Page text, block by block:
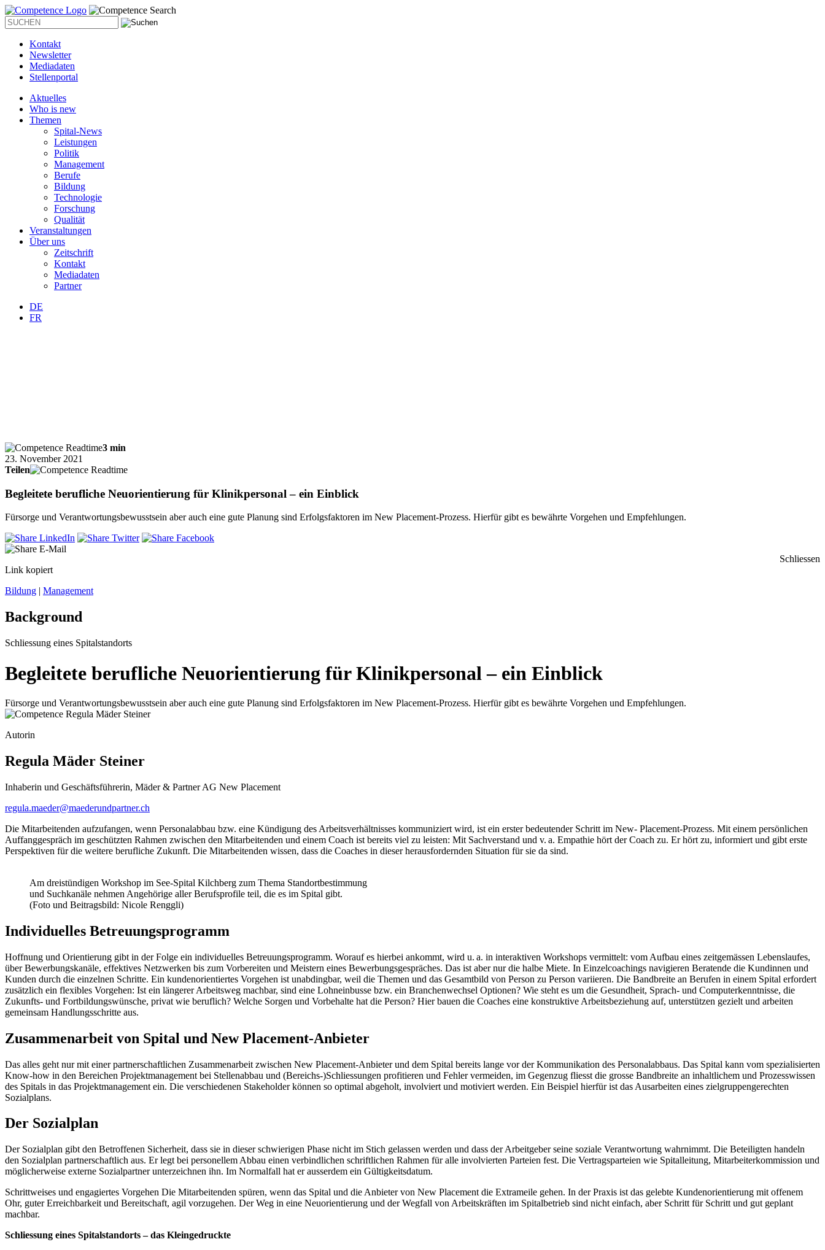
Kontakt
Newsletter
Mediadaten
Stellenportal
Aktuelles
Who is new
Themen
Spital-News
Leistungen
Politik
Management
Berufe
Bildung
Technologie
Forschung
Qualität
Veranstaltungen
Über uns
Zeitschrift
Kontakt
Mediadaten
Partner
DE
FR
3 min
23. November 2021
Teilen
Begleitete berufliche Neuorientierung für Klinikpersonal – ein Einblick
Fürsorge und Verantwortungsbewusstsein aber auch eine gute Planung sind Erfolgsfaktoren im New Placement-Prozess. Hierfür gibt es bewährte Vorgehen und Empfehlungen.
Link kopiert
Schliessen
Bildung | Management
Background
Schliessung eines Spitalstandorts
Begleitete berufliche Neuorientierung für Klinikpersonal – ein Einblick
Fürsorge und Verantwortungsbewusstsein aber auch eine gute Planung sind Erfolgsfaktoren im New Placement-Prozess. Hierfür gibt es bewährte Vorgehen und Empfehlungen.
Autorin
Regula Mäder Steiner
Inhaberin und Geschäftsführerin, Mäder & Partner AG New Placement
regula.maeder@maederundpartner.ch
Die Mitarbeitenden aufzufangen, wenn Personalabbau bzw. eine Kündigung des Arbeitsverhältnisses kommuniziert wird, ist ein erster bedeutender Schritt im New- Placement-Prozess. Mit einem persönlichen
Auffanggespräch im geschützten Rahmen zwischen den Mitarbeitenden und einem Coach ist bereits viel zu leisten: Mit Sachverstand und v. a. Empathie hört der Coach zu. Er hört zu, informiert und gibt erste
Perspektiven für die weitere berufliche Zukunft. Die Mitarbeitenden wissen, dass die Coaches in dieser herausfordernden Situation für sie da sind.
Am dreistündigen Workshop im See-Spital Kilchberg zum Thema Standortbestimmung
und Suchkanäle nehmen Angehörige aller Berufsprofile teil, die es im Spital gibt.
(Foto und Beitragsbild: Nicole Renggli)
Individuelles Betreuungsprogramm
Hoffnung und Orientierung gibt in der Folge ein individuelles Betreuungsprogramm. Worauf es hierbei ankommt, wird u. a. in interaktiven Workshops vermittelt: vom Aufbau eines zeitgemässen Lebenslaufes,
über Bewerbungskanäle, effektives Netzwerken bis zum Vorbereiten und Meistern eines Bewerbungsgespräches. Das ist aber nur die halbe Miete. In Einzelcoachings navigieren Beratende die Kundinnen und
Kunden durch die einzelnen Schritte. Ein kundenorientiertes Vorgehen ist unabdingbar, weil die Themen und das Gesamtbild von Person zu Person variieren. Die Bandbreite an Berufen in einem Spital erfordert
zusätzlich ein flexibles Vorgehen: Ist ein längerer Arbeitsweg machbar, sind eine Lohneinbusse bzw. ein Branchenwechsel Optionen? Wie steht es um die Gesundheit, Sprach- und Computerkenntnisse, die
Zukunfts- und Fortbildungswünsche, privat wie beruflich? Welche Sorgen und Vorbehalte hat die Person? Hier bauen die Coaches eine konstruktive Arbeitsbeziehung auf, unterstützen gezielt und arbeiten
gemeinsam Handlungsschritte aus.
Zusammenarbeit von Spital und New Placement-Anbieter
Das alles geht nur mit einer partnerschaftlichen Zusammenarbeit zwischen New Placement-Anbieter und dem Spital bereits lange vor der Kommunikation des Personalabbaus. Das Spital kann vom spezialisierten
Know-how in den Bereichen Projektmanagement bei Stellenabbau und (Bereichs-)­­Schliessungen profitieren und Fehler vermeiden, im Gegenzug fliesst die grosse Bandbreite an inhaltlichem und Prozesswissen
des Spitals in das Projektmanagement ein. Die verschiedenen Stakeholder können so optimal abgeholt, involviert und motiviert werden. Ein Beispiel hierfür ist das Ausarbeiten eines zielgruppengerechten
Sozialplans.
Der Sozialplan
Der Sozialplan gibt den Betroffenen Sicherheit, dass sie in dieser schwierigen Phase nicht im Stich gelassen werden und dass der Arbeitgeber seine soziale Verantwortung wahrnimmt. Die Beteiligten handeln
den Sozialplan partnerschaftlich aus. Er legt bei personellem Abbau einen verbindlichen schriftlichen Rahmen für alle involvierten Parteien fest. Die Vertragsparteien wie Spitalleitung, Mitarbeiterkommission und
möglicherweise externe Sozialpartner un­ter­zeichnen ihn. Im Normalfall hat er ausserdem ein Gültigkeitsdatum.
Schrittweises und engagiertes Vorgehen Die Mitarbeitenden spüren, wenn das Spital und die Anbieter von New Placement die Extrameile gehen. In der Praxis ist das gelebte Kundenorientierung mit offenem
Ohr, guter Erreichbarkeit und Bereitschaft, agil vorzugehen. Der Weg in eine Neuorientierung und der Wegfall von Arbeitskräften im Spitalbetrieb sind nicht einfach, aber Schritt für Schritt und gut geplant
machbar.
Schliessung eines Spitalstandorts – das Kleingedruckte